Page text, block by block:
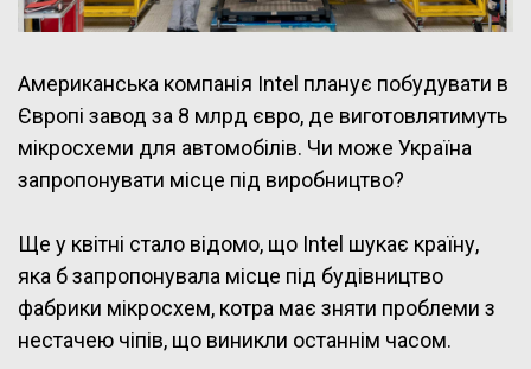
Американська компанія Intel планує побудувати в
Європі завод за 8 млрд євро, де виготовлятимуть
мікросхеми для автомобілів. Чи може Україна
запропонувати місце під виробництво?
Ще у квітні стало відомо, що Intel шукає країну,
яка б запропонувала місце під будівництво
фабрики мікросхем, котра має зняти проблеми з
нестачею чіпів, що виникли останнім часом.